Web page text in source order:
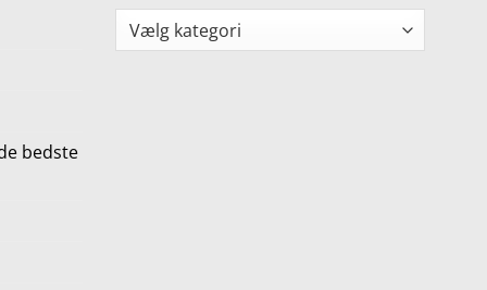
bedste
Kategorier